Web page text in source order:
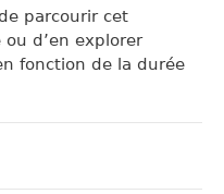
parcourir cet
d’en explorer
fonction de la durée